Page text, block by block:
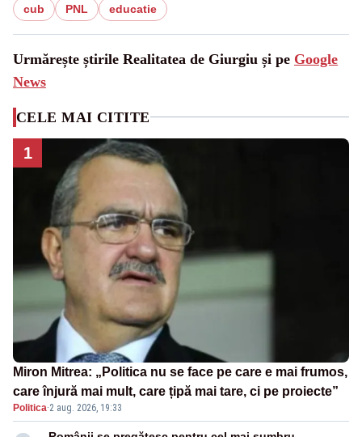
cub PNL educatie
Urmărește știrile Realitatea de Giurgiu și pe Google
News
CELE MAI CITITE
1
Miron Mitrea: „Politica nu se face pe care e mai frumos,
care înjură mai mult, care țipă mai tare, ci pe proiecte”
Politica·2 aug. 2026, 19:33